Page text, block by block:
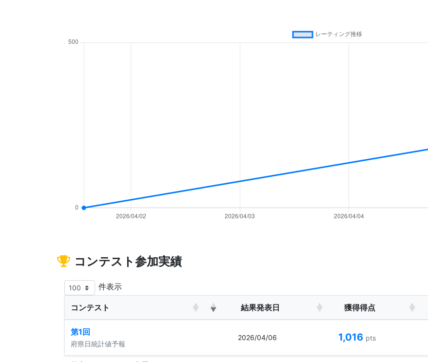
コンテスト参加実績
件表示
コンテスト 結果発表日 獲得得点
第1回
府県日統計値予報
2026/04/06 1,016 pts